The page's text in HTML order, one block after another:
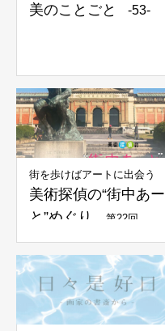
美のことごと -53-
街を歩けばアートに出会う
美術探偵の“街中あー
と”めぐり
第22回